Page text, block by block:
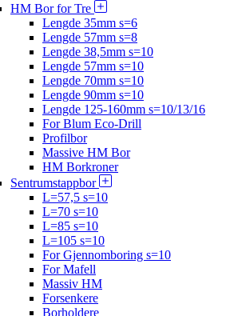
HM Bor for Tre
Lengde 35mm s=6
Lengde 57mm s=8
Lengde 38,5mm s=10
Lengde 57mm s=10
Lengde 70mm s=10
Lengde 90mm s=10
Lengde 125-160mm s=10/13/16
For Blum Eco-Drill
Profilbor
Massive HM Bor
HM Borkroner
Sentrumstappbor
L=57,5 s=10
L=70 s=10
L=85 s=10
L=105 s=10
For Gjennomboring s=10
For Mafell
Massiv HM
Forsenkere
Borholdere